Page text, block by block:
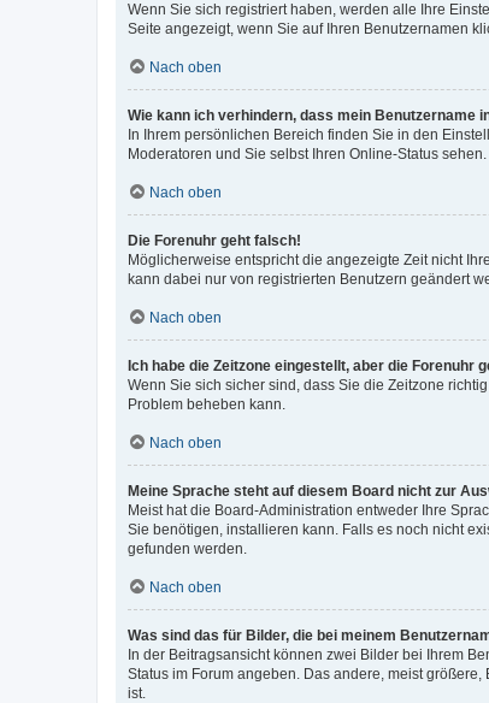
Wenn Sie sich registriert haben, werden alle Ihre
Seite angezeigt, wenn Sie auf Ihren Benutzernamen
Nach oben
Wie kann ich verhindern, dass mein Benutzername
In Ihrem persönlichen Bereich finden Sie in den
Moderatoren und Sie selbst Ihren Online-Status
Nach oben
Die Forenuhr geht falsch!
Möglicherweise entspricht die angezeigte Zeit nicht
kann dabei nur von registrierten Benutzern geändert
Nach oben
Ich habe die Zeitzone eingestellt, aber die Forenuhr
Wenn Sie sich sicher sind, dass Sie die Zeitzone
Problem beheben kann.
Nach oben
Meine Sprache steht auf diesem Board nicht zur
Meist hat die Board-Administration entweder Ihre
Sie benötigen, installieren kann. Falls es noch nicht
gefunden werden.
Nach oben
Was sind das für Bilder, die bei meinem
In der Beitragsansicht können zwei Bilder bei Ihrem
Status im Forum angeben. Das andere, meist
ist.